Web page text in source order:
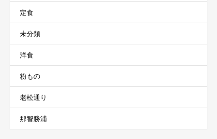
定食
未分類
洋食
粉もの
老松通り
那智勝浦